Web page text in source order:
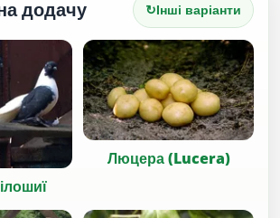
додачу ↻Інші варіанти
Люцера (Lucera)